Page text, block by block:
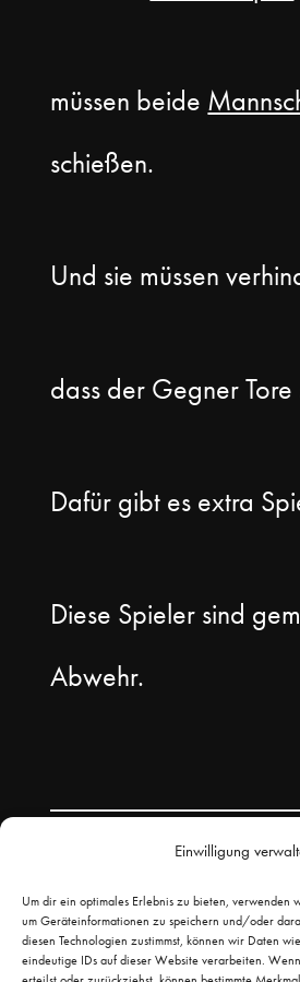
Einwilligung
Um dir ein optimales Erlebnis zu bieten, verwenden
um Geräteinformationen zu speichern und/oder
diesen Technologien zustimmst, können wir Daten
eindeutige IDs auf dieser Website verarbeiten.
müssen beide
schießen.
Und sie müssen
dass der Gegner Tore
Dafür gibt es extra
Diese Spieler sind
Abwehr.